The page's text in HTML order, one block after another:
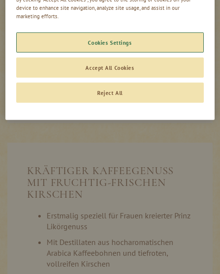
inkl. MwSt, zzgl. Versand
In den Warenkorb
Produktinformation
KRÄFTIGER KAFFEEGENUSS
MIT FRUCHTIG-FRISCHEN
KIRSCHEN
Erstmalig speziell für Frauen kreierter Prinz
Likörgenuss
Mit Destillaten aus hocharomatischen
Arabica Kaffeebohnen und tiefroten,
vollreifen Kirschen
device to enhance site navigation, analyze site usage, and assist in our
marketing efforts.
Cookies Settings
Reject All
Accept All Cookies